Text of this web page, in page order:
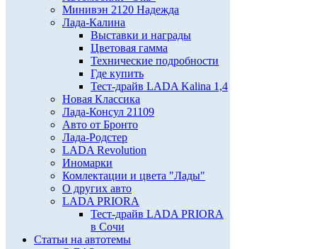
Минивэн 2120 Надежда
Лада-Калина
Выставки и награды
Цветовая гамма
Технические подробности
Где купить
Тест-драйв LADA Kalina 1,4
Новая Классика
Лада-Консул 21109
Авто от Бронто
Лада-Родстер
LADA Revolution
Иномарки
Комлектации и цвета "Лады"
О других авто
LADA PRIORA
Тест-драйв LADA PRIORA
в Сочи
Статьи на автотемы